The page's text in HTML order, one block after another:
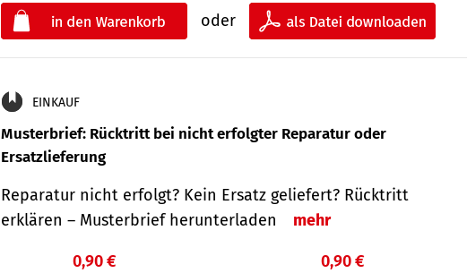
oder
EINKAUF
Musterbrief: Rücktritt bei nicht erfolgter Reparatur oder
Ersatzlieferung
Reparatur nicht erfolgt? Kein Ersatz geliefert? Rücktritt
erklären – Musterbrief herunterladen
mehr
0,90 € 0,90 €